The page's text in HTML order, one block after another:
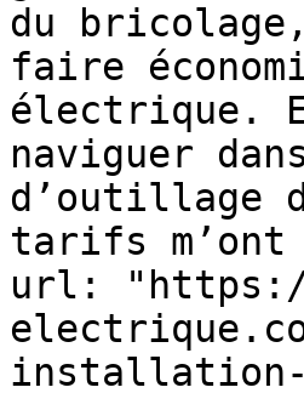
du
faire
électrique.
naviguer
d’outillage
tarifs
url: "https://
installation-